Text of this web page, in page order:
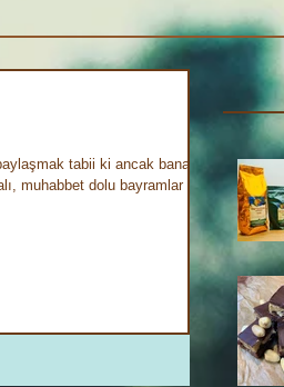
tabii ki ancak bana
muhabbet dolu bayramlar